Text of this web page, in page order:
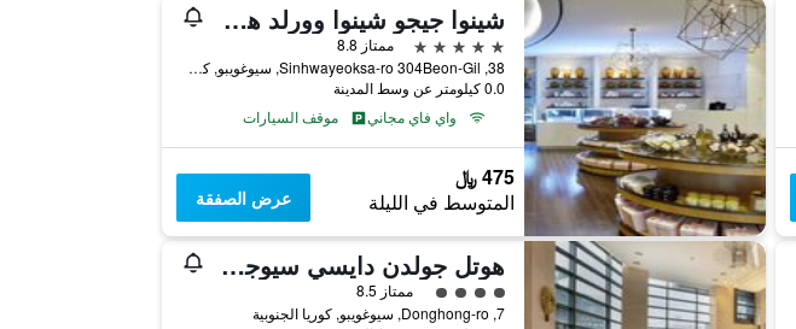
شينوا جيجو شينوا وورلد هوتل آند ريزورتس
5 نجوم
ممتاز 8.8
38, Sinhwayeoksa-ro 304Beon-Gil, سيوغويبو, كوريا الجنوبية
0.0 كيلومتر عن وسط المدينة
واي فاي مجاني
موقف السيارات
475 ﷼
المتوسط في الليلة عرض الصفقة
هوتل جولدن دايسي سيوجويبو أوشن
تقييم فئة 4
ممتاز 8.5
7, Donghong-ro, سيوغويبو, كوريا الجنوبية